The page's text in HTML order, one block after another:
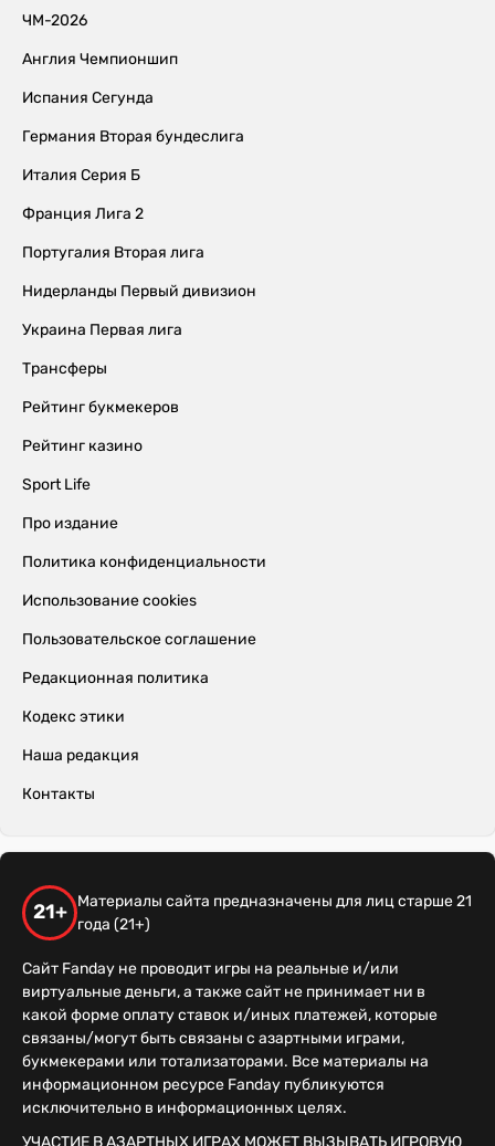
ЧМ-2026
Англия Чемпионшип
Испания Сегунда
Германия Вторая бундеслига
Италия Серия Б
Франция Лига 2
Португалия Вторая лига
Нидерланды Первый дивизион
Украина Первая лига
Трансферы
Рейтинг букмекеров
Рейтинг казино
Sport Life
Про издание
Политика конфиденциальности
Использование cookies
Пользовательское соглашение
Редакционная политика
Кодекс этики
Наша редакция
Контакты
21+
Материалы сайта предназначены для лиц старше 21
года (21+)
Сайт Fanday не проводит игры на реальные и/или
виртуальные деньги, а также сайт не принимает ни в
какой форме оплату ставок и/иных платежей, которые
связаны/могут быть связаны с азартными играми,
букмекерами или тотализаторами. Все материалы на
информационном ресурсе Fanday публикуются
исключительно в информационных целях.
УЧАСТИЕ В АЗАРТНЫХ ИГРАХ МОЖЕТ ВЫЗЫВАТЬ ИГРОВУЮ